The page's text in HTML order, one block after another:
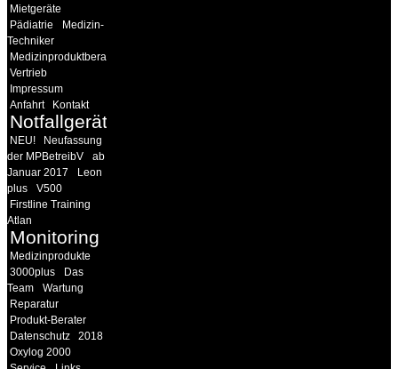
Mietgeräte
Pädiatrie
Medizin-
Techniker
Medizinproduktberater
Vertrieb
Impressum
Anfahrt
Kontakt
Notfallgeräte
NEU!
Neufassung
der MPBetreibV
ab
Januar 2017
Leon
plus
V500
Firstline Training
Atlan
Monitoring
Medizinprodukte
3000plus
Das
Team
Wartung
Reparatur
Produkt-Berater
Datenschutz
2018
Oxylog 2000